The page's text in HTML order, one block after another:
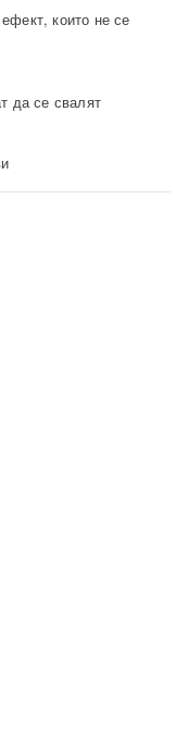
които не се
да се свалят